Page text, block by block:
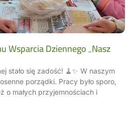
Wsparcia Dziennego „Nasz
stało się zadość! 🧹✨ W naszym
porządki. Pracy było sporo,
o małych przyjemnościach i